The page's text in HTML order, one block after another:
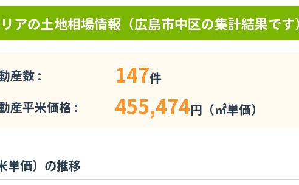
アの土地相場情報（広島市中区の集計結果です）
産数 : 147件
産平米価格 : 455,474円（㎡単価）
単価）の推移